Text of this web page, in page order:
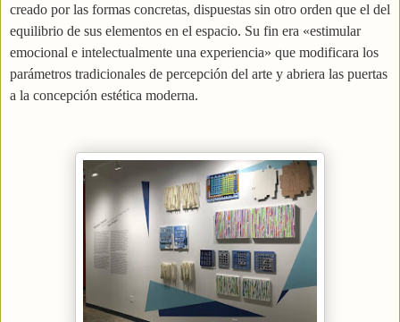
creado por las formas concretas, dispuestas sin otro orden que el del
equilibrio de sus elementos en el espacio. Su fin era «estimular
emocional e intelectualmente una experiencia» que modificara los
parámetros tradicionales de percepción del arte y abriera las puertas
a la concepción estética moderna.